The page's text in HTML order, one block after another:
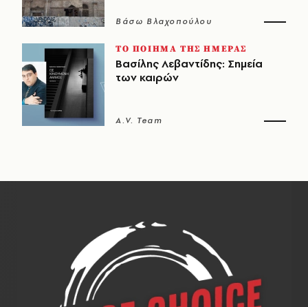
Βάσω Βλαχοπούλου
ΤΟ ΠΟΙΗΜΑ ΤΗΣ ΗΜΕΡΑΣ
Βασίλης Λεβαντίδης: Σημεία
των καιρών
A.V. Team